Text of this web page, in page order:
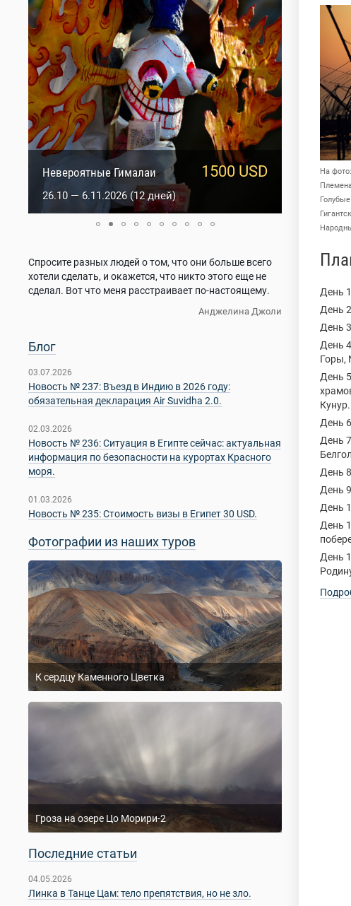
1500 USD
Невероятные Гималаи
26.10 — 6.11.2026 (12 дней)
1817 USD
Оракулы Ладакха
2.01 — 15.01.2027 (14 дней)
Спросите разных людей о том, что они больше всего
хотели сделать, и окажется, что никто этого еще не
сделал. Вот что меня расстраивает по-настоящему.
Анджелина Джоли
Блог
03.07.2026
Новость № 237: Въезд в Индию в 2026 году:
обязательная декларация Air Suvidha 2.0.
02.03.2026
Новость № 236: Ситуация в Египте сейчас: актуальная
информация по безопасности на курортах Красного
моря.
01.03.2026
Новость № 235: Стоимость визы в Египет 30 USD.
Фотографии из наших туров
К сердцу Каменного Цветка
Гроза на озере Цо Морири-2
Последние статьи
04.05.2026
Линка в Танце Цам: тело препятствия, но не зло.
На фото:
День
День
День
День
Горы,
День
Кунур.
День
День
День
День
День
День
День